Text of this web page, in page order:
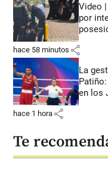
Video
por
hace 58 minutos share
La
en los
hace 1 hora share
Te